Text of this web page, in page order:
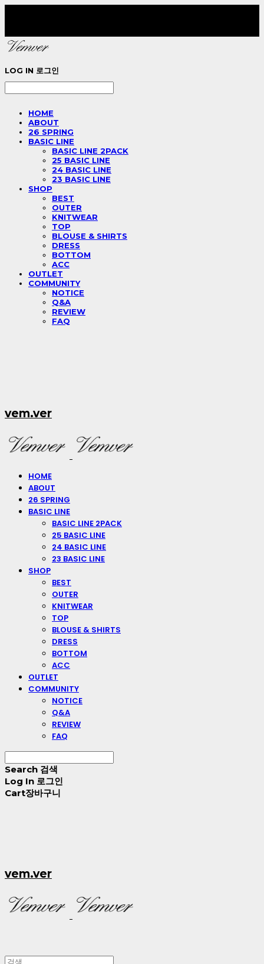
LOG IN 로그인
HOME
ABOUT
26 SPRING
BASIC LINE
BASIC LINE 2PACK
25 BASIC LINE
24 BASIC LINE
23 BASIC LINE
SHOP
BEST
OUTER
KNITWEAR
TOP
BLOUSE & SHIRTS
DRESS
BOTTOM
ACC
OUTLET
COMMUNITY
NOTICE
Q&A
REVIEW
FAQ
vem.ver
HOME
ABOUT
26 SPRING
BASIC LINE
BASIC LINE 2PACK
25 BASIC LINE
24 BASIC LINE
23 BASIC LINE
SHOP
BEST
OUTER
KNITWEAR
TOP
BLOUSE & SHIRTS
DRESS
BOTTOM
ACC
OUTLET
COMMUNITY
NOTICE
Q&A
REVIEW
FAQ
Search 검색
Log In 로그인
Cart장바구니
vem.ver